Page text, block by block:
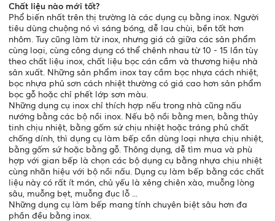
Chất liệu nào mới tốt?
Phổ biến nhất trên thị trường là các dụng cụ bằng inox. Người
tiêu dùng chuộng nó vì sáng bóng, dễ lau chùi, bền tốt hơn
nhôm. Tuy cũng làm từ inox, nhưng giá cả giữa các sản phẩm
cùng loại, cùng công dụng có thể chênh nhau từ 10 - 15 lần tùy
theo chất liệu inox, chất liệu bọc cán cầm và thương hiệu nhà
sản xuất. Những sản phẩm inox tay cầm bọc nhựa cách nhiệt,
bọc nhựa phủ sơn cách nhiệt thường có giá cao hơn sản phẩm
bọc gỗ hoặc chỉ phết lớp sơn màu.
Những dụng cụ inox chỉ thích hợp nếu trong nhà cũng nấu
nướng bằng các bộ nồi inox. Nếu bộ nồi bằng men, bằng thủy
tinh chịu nhiệt, bằng gốm sứ chịu nhiệt hoặc tráng phủ chất
chống dính, thì dụng cụ làm bếp cần dùng loại nhựa chịu nhiệt,
bằng gốm sứ hoặc bằng gỗ. Thông dụng, dễ tìm mua và phù
hợp với gian bếp là chọn các bộ dụng cụ bằng nhựa chịu nhiệt
cùng nhãn hiệu với bộ nồi nấu. Dụng cụ làm bếp bằng các chất
liệu này có rất ít món, chủ yếu là xẻng chiên xào, muỗng lòng
sâu, muỗng bẹt, muỗng đục lỗ ...
Những dụng cụ làm bếp mang tính chuyên biệt sâu hơn đa
phần đều bằng inox.